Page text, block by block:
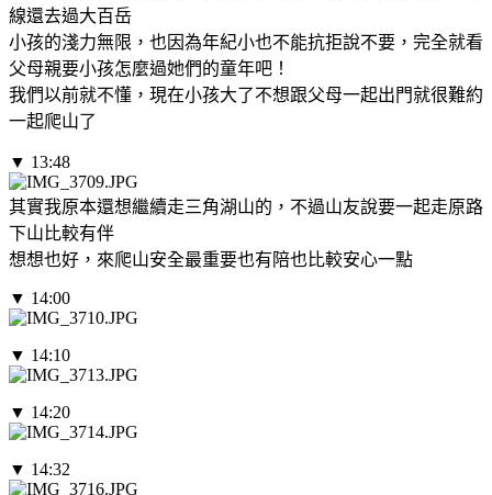
線還去過大百岳
小孩的淺力無限，也因為年紀小也不能抗拒說不要，完全就看
父母親要小孩怎麼過她們的童年吧！
我們以前就不懂，現在小孩大了不想跟父母一起出門就很難約
一起爬山了
▼ 13:48
其實我原本還想繼續走三角湖山的，不過山友說要一起走原路
下山比較有伴
想想也好，來爬山安全最重要也有陪也比較安心一點
▼ 14:00
▼ 14:10
▼ 14:20
▼ 14:32